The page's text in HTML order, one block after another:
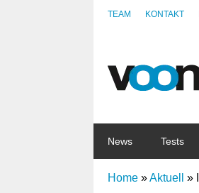
TEAM KONTAKT
News Tests
Home »Aktuell »